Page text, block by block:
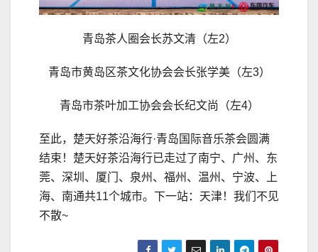
青岛茶人圈会长苏文清（左2）
青岛市黄岛区茶文化协会会长张学美（左3）
青岛市茶叶加工协会会长纪文尚（左4）
至此，楚天好茶沿海行·青岛国际音乐茶会圆满
结束！楚天好茶沿海行已走过了南宁、广州、东
莞、深圳、厦门、泉州、福州、温州、宁波、上
海、南通共11个城市。下一站：天津！我们不见
不散~